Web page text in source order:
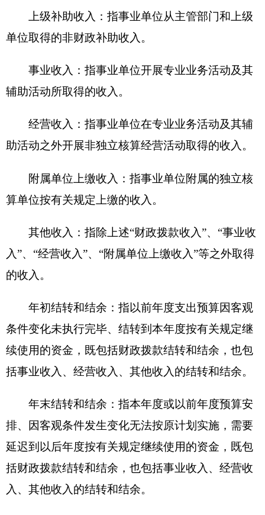
一、《收入支出决算总表》
七、《一般公共预算财政拨款“三公”经费支出
决算表》
八、《政府性基金预算财政拨款收入支出决算
表》
九、《国有资本经营预算财政拨款收入支出决
算表》
绩效自评表.rar
克州食品药品检验所.XLS
2021年8月9日
分享: